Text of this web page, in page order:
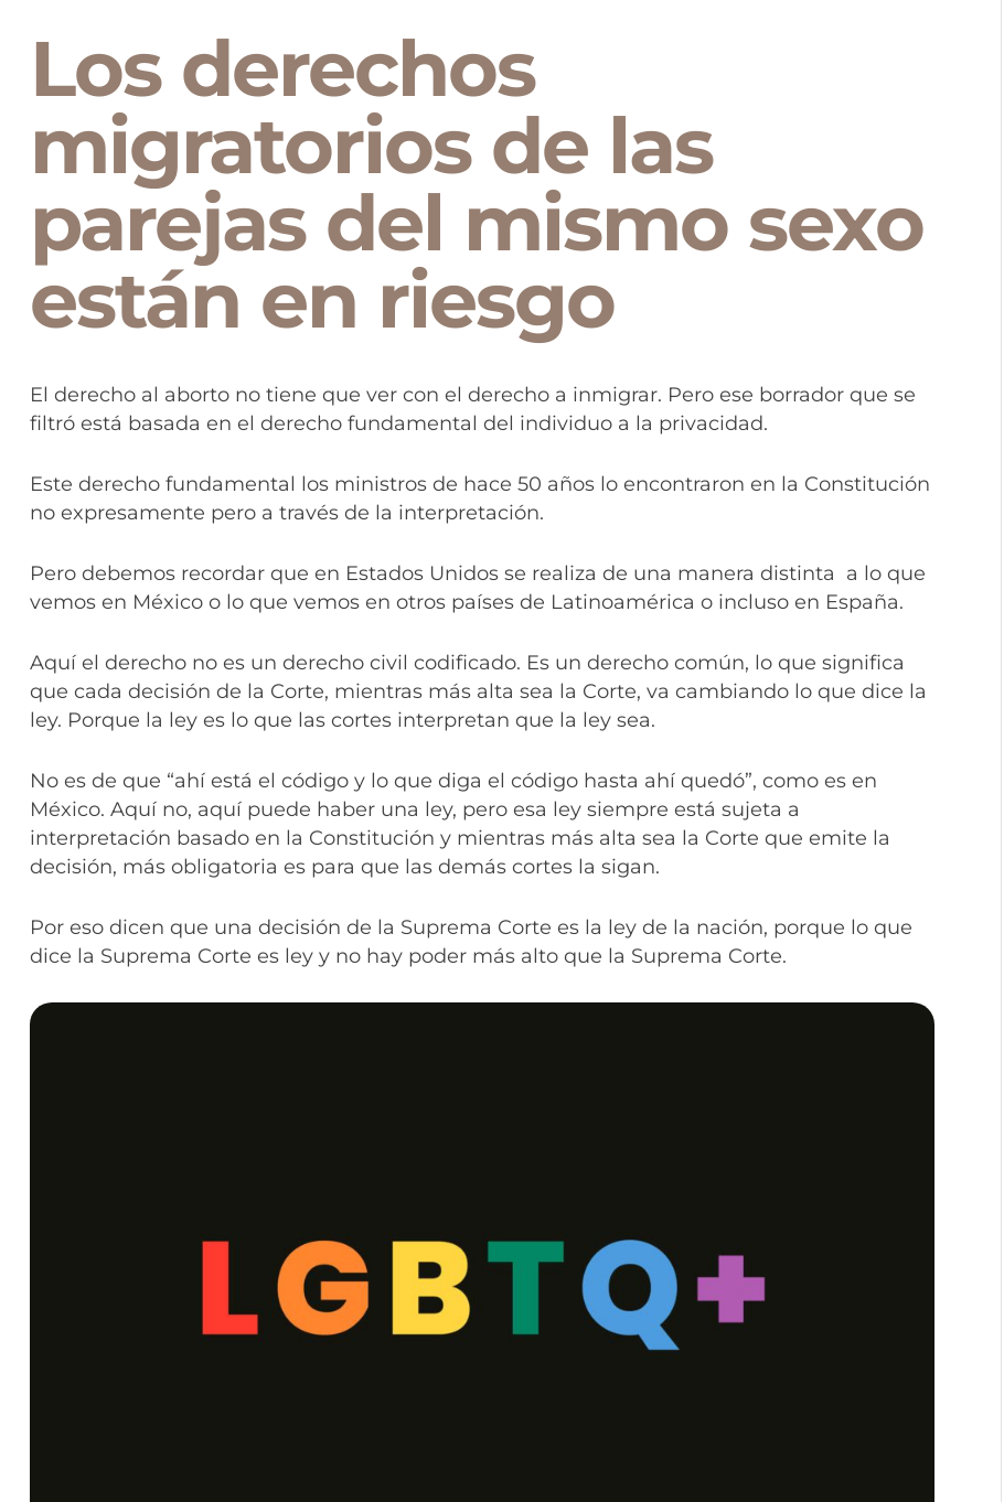
Los derechos
migratorios de las
parejas del mismo sexo
están en riesgo
El derecho al aborto no tiene que ver con el derecho a inmigrar. Pero ese borrador que se
filtró está basada en el derecho fundamental del individuo a la privacidad.
Este derecho fundamental los ministros de hace 50 años lo encontraron en la Constitución
no expresamente pero a través de la interpretación.
Pero debemos recordar que en Estados Unidos se realiza de una manera distinta a lo que
vemos en México o lo que vemos en otros países de Latinoamérica o incluso en España.
Aquí el derecho no es un derecho civil codificado. Es un derecho común, lo que significa
que cada decisión de la Corte, mientras más alta sea la Corte, va cambiando lo que dice la
ley. Porque la ley es lo que las cortes interpretan que la ley sea.
No es de que “ahí está el código y lo que diga el código hasta ahí quedó”, como es en
México. Aquí no, aquí puede haber una ley, pero esa ley siempre está sujeta a
interpretación basado en la Constitución y mientras más alta sea la Corte que emite la
decisión, más obligatoria es para que las demás cortes la sigan.
Por eso dicen que una decisión de la Suprema Corte es la ley de la nación, porque lo que
dice la Suprema Corte es ley y no hay poder más alto que la Suprema Corte.